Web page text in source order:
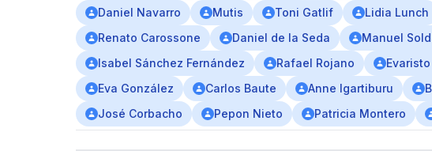
Daniel Navarro
Mutis Toni Gatlif Lidia Lunch
Renato Carossone
Daniel de Ia Seda Manuel
Isabel Sánchez Fernández
Rafael Rojano
Eva González
Carlos Baute Anne Igartiburu
José Corbacho
Pepon Nieto Patricia Montero